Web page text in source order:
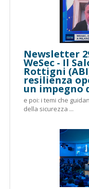
Newsletter
WeSec - Il
Rottigni
resilienza
un impegno
e poi: i temi che
della sicurezza ...